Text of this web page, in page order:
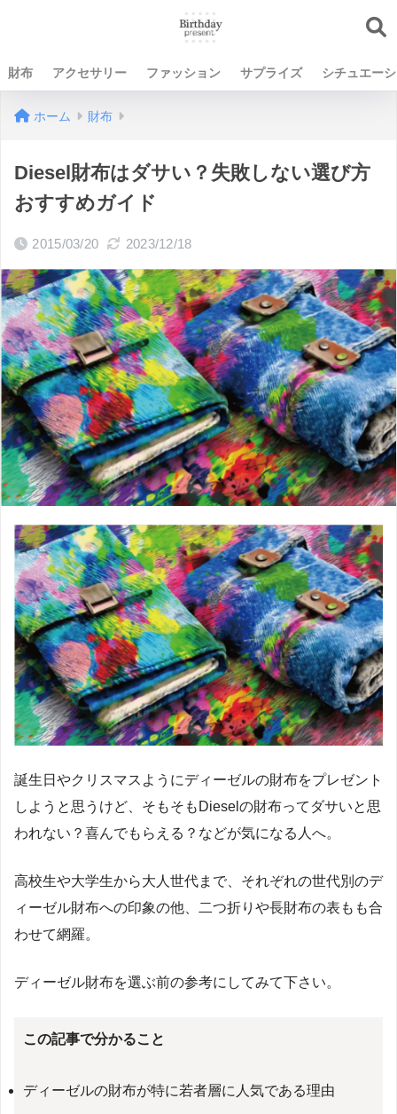
財布 アクセサリー ファッション サプライズ シチュエー
ホーム 財布
Diesel財布はダサい？失敗しない選び方
おすすめガイド
2015/03/20 2023/12/18
誕生日やクリスマスようにディーゼルの財布をプレゼント
しようと思うけど、そもそもDieselの財布ってダサいと思
われない？喜んでもらえる？などが気になる人へ。
高校生や大学生から大人世代まで、それぞれの世代別のデ
ィーゼル財布への印象の他、二つ折りや長財布の表もも合
わせて網羅。
ディーゼル財布を選ぶ前の参考にしてみて下さい。
この記事で分かること
ディーゼルの財布が特に若者層に人気である理由